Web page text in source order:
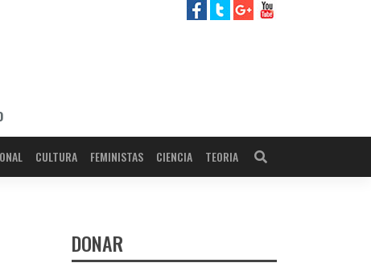
CULTURA FEMINISTAS CIENCIA TEORIA
DONAR